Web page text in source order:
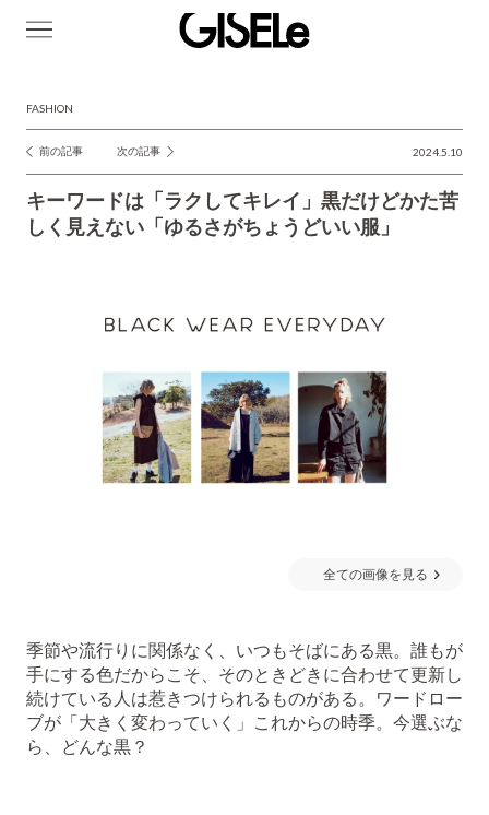
FASHION
投
稿
ナ
前の記事 次の記事 2024.5.10
キーワードは「ラクしてキレイ」黒だけどかた苦
しく見えない「ゆるさがちょうどいい服」
全ての画像を見る
季節や流行りに関係なく、いつもそばにある黒。誰もが
手にする色だからこそ、そのときどきに合わせて更新し
続けている人は惹きつけられるものがある。ワードロー
ブが「大きく変わっていく」これからの時季。今選ぶな
ら、どんな黒？